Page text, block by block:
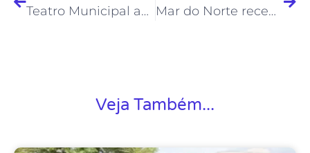
Teatro Municipal apresenta espetáculos de dança e peça infantil neste final de semana Mar do Norte recebe edição itinerante do Galpão em Ação neste sábado
Veja Também...